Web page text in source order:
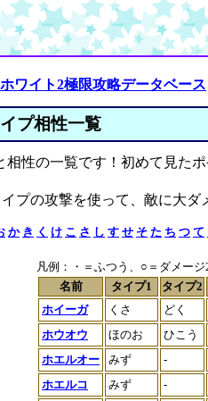
ワイト2極限攻略データベース
プ相性一覧
相性の一覧です！初めて見た
プの攻撃を使って、敵に大ダ
か き く け こ さ し す せ そ た ち つ て
凡例：・＝ふつう、○＝ダメー
名前
タイプ1 タイプ2
ホイーガ
くさ どく
ホウオウ
ほのお ひこう
ホエルオー
みず -
ホエルコ
みず -